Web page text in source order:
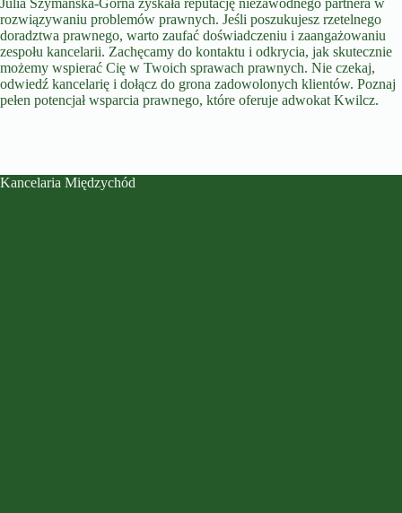
Julia Szymańska-Górna zyskała reputację niezawodnego partnera w
rozwiązywaniu problemów prawnych. Jeśli poszukujesz rzetelnego
doradztwa prawnego, warto zaufać doświadczeniu i zaangażowaniu
zespołu kancelarii. Zachęcamy do kontaktu i odkrycia, jak skutecznie
możemy wspierać Cię w Twoich sprawach prawnych. Nie czekaj,
odwiedź kancelarię i dołącz do grona zadowolonych klientów. Poznaj
pełen potencjał wsparcia prawnego, które oferuje adwokat Kwilcz.
Kancelaria Międzychód